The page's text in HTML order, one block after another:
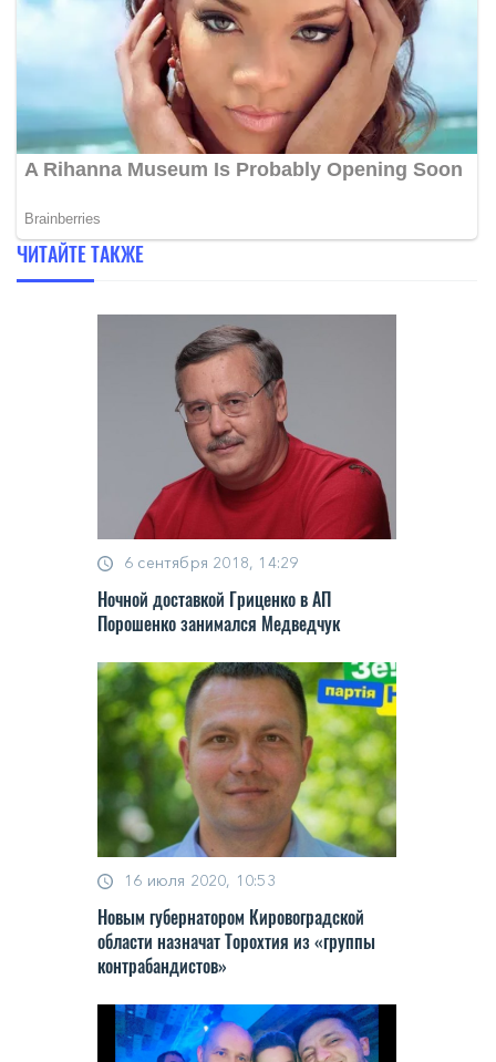
ЧИТАЙТЕ ТАКЖЕ
6 сентября 2018, 14:29
Ночной доставкой Гриценко в АП
Порошенко занимался Медведчук
16 июля 2020, 10:53
Новым губернатором Кировоградской
области назначат Торохтия из «группы
контрабандистов»